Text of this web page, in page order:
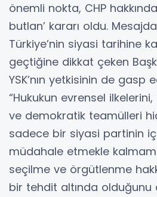
önemli nokta, CHP
butlan’ kararı oldu.
Türkiye’nin siyasi tarihine
geçtiğine dikkat çeken
YSK’nın yetkisinin de gasp
“Hukukun evrensel
ve demokratik teamülleri
sadece bir siyasi partinin
müdahale etmekle
seçilme ve örgütlenme
bir tehdit altında olduğunu